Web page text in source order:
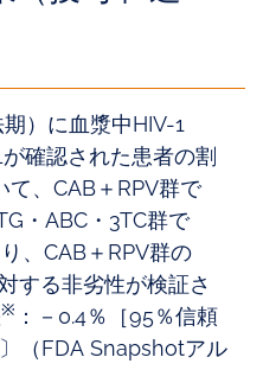
）に血漿中HIV-1
確認された患者の割
て、CAB＋RPV群で
・ABC・3TC群で
、CAB＋RPV群の
する非劣性が検証さ
※ ：－0.4％［95％信頼
（FDA Snapshotアル